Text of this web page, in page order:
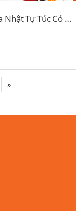
Xin Visa Nhật Tự Túc Có Khó Không? Hướng Dẫn Từng Bước
»